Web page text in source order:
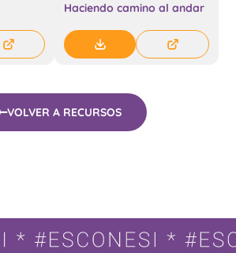
Haciendo camino al andar
VOLVER A RECURSOS